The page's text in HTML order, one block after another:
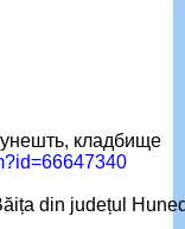
кладбище
din județul